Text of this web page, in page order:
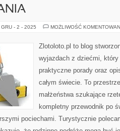
GRU - 2 - 2025 MOŻLIWOŚĆ
Zlotoloto.pl to blog
wyjazdach z dziećmi, który
praktyczne porady oraz
całym świecie. To
małżeństwa szukające
kompletny przewodnik po
pociechami. Turystycznie